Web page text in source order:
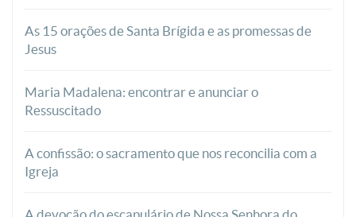
As 15 orações de Santa Brígida e as promessas de
Jesus
Maria Madalena: encontrar e anunciar o
Ressuscitado
A confissão: o sacramento que nos reconcilia com a
Igreja